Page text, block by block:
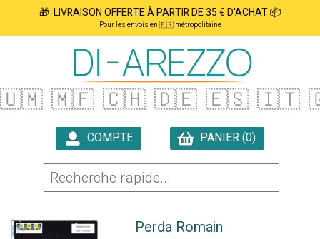
🎁 LIVRAISON OFFERTE À PARTIR DE 35 € D'ACHAT 📦
Pour les envois en 🇫🇷 métropolitaine
🇺🇲 🇲🇫 🇨🇭 🇩🇪 🇪🇸 🇮🇹
COMPTE
PANIER (0)
Perda Romain